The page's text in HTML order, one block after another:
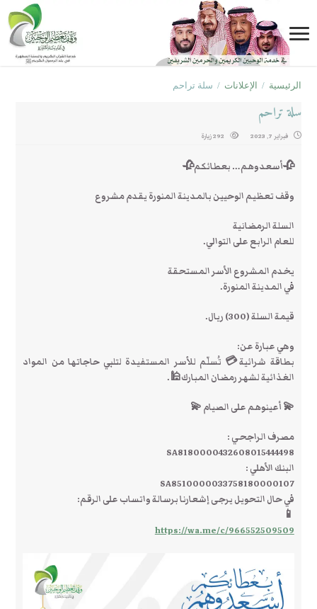
الرئيسية / الإعلانات / سلة تراحم
سلة تراحم
فبراير 7, 2023 292 زيارة
🥀أسعدوهم… بعطائكم🥀
وقف تعظيم الوحيين بالمدينة المنورة يقدم مشروع
السلة الرمضانية
للعام الرابع على التوالي.
يخدم المشروع الأسر المستحقة
في المدينة المنورة.
قيمة السلة (300) ريال.
وهي عبارة عن:
بطاقة شرائية💳 تُسلّم للأسر المستفيدة لتلبي حاجاتها من المواد
الغذائية لشهر رمضان المبارك🕌.
💫 أعينوهم على الصيام 💫
مصرف الراجحي :
SA8180000432608015444498
البنك الأهلي :
SA8510000033758180000107
في حال التحويل يرجى إشعارنا برسالة واتساب على الرقم:
📱
https://wa.me/c/966552509509